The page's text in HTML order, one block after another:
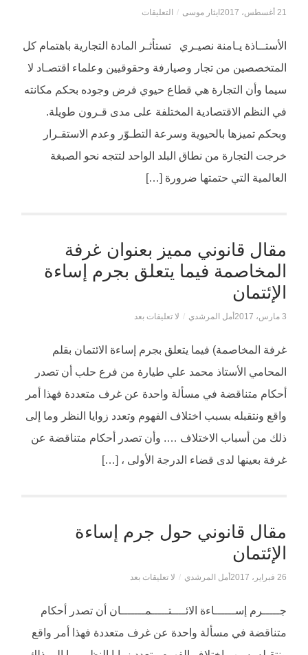
21 أغسطس، 2017 ايثار موسى /
التعليقات
الموثق
وشروطه
القانون
مغلقة
الأستــاذة يـامنة نصيـري تستأثـر المادة التجارية باهتمام كل
المتخصصين من تجار وصيارفة وحقوقيين وعلماء اقتصـاد لا
سيما وأن التجارة هي قطاع حيوي فرض وجوده بحكم مكانته
في النظم الاقتصادية المختلفة على مدى قـرون طويلة.
وبحكم تميزها بالحيوية وسرعة التطـوّر وعدم الاستقـرار
خرجت التجارة من نطاق البلد الواحد لتتجه نحو الصبغة
العالمية التي حتمتها ضرورة […]
مقال قانوني مميز بعنوان غرفة
المخاصمة فيما يتعلق بجرم إساءة
الإئتمان
3 مارس، 2017 أمل المرشدي / لا تعليقات بعد
غرفة المخاصمة) فيما يتعلق بجرم إساءة الائتمان بقلم
المحامي الأستاذ محمد علي طيارة من فرع حلب أن تصدر
أحكام متناقضة في مسألة واحدة عن غرف متعددة فهذا أمر
واقع ونتقبله بسبب اختلاف الفهوم وتعدد زوايا النظر وما إلى
ذلك من أسباب الاختلاف …. وأن تصدر أحكام متناقضة عن
غرفة بعينها لدى قضاء الدرجة الأولى ، […]
مقال قانوني حول جرم إساءة
الإئتمان
26 فبراير، 2017 أمل المرشدي / لا تعليقات بعد
جـــــرم إســــــاءة الائــــتـــــمـــــــان أن تصدر أحكام
متناقضة في مسألة واحدة عن غرف متعددة فهذا أمر واقع